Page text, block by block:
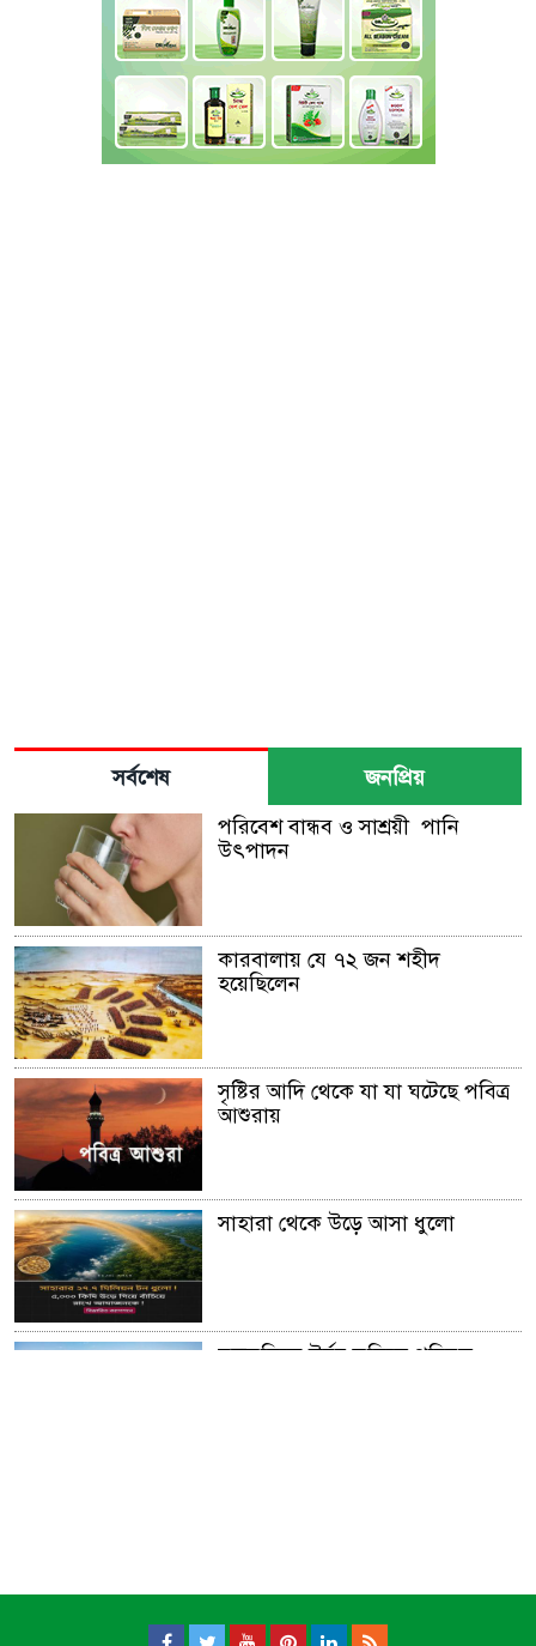
সর্বশেষ
জনপ্রিয়
পরিবেশ বান্ধব ও সাশ্রয়ী পানি
উৎপাদন
কারবালায় যে ৭২ জন শহীদ
হয়েছিলেন
সৃষ্টির আদি থেকে যা যা ঘটেছে পবিত্র
আশুরায়
সাহারা থেকে উড়ে আসা ধুলো
মরুভূমিকে উর্বর ভূমিতে পরিনত